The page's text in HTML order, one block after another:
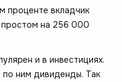
проценте вкладчик
на 256 000
и в инвестициях.
по ним дивиденды. Так